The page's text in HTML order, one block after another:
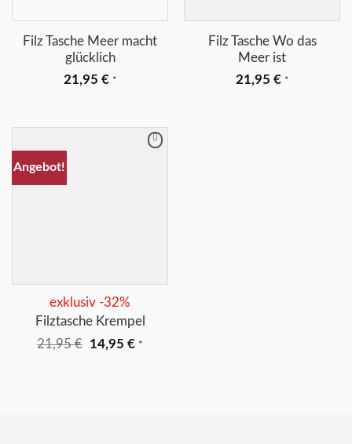
Filz Tasche Meer macht
glücklich
21,95 € *
Filz Tasche Wo das
Meer ist
21,95 € *
Angebot!
Merkliste
exklusiv -32%
Filztasche Krempel
21,95€ Ursprünglicher
14,95€Aktueller
*